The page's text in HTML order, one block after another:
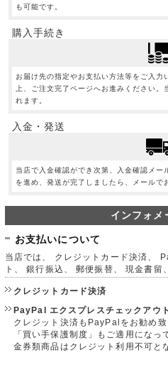
も可能です。
購入手続き
お届け先の指定やお支払い方法等をご入力
上、ご注文完了ページへお進みください
れます。
入金・発送
当店で入金確認ができ次第、入金確認メー
を進め、発送が完了しましたら、メールで
インフォメ
お支払いについて
当店では、 クレジットカード決済、
ト、 銀行振込、 郵便振替、 現金書留
クレジットカード決済
PayPal エクスプレスチェックアウト
クレジット決済もPayPalをお勧め致
「買い手保護制度」もご適用になっ
金券類商品はクレジット利用不可と